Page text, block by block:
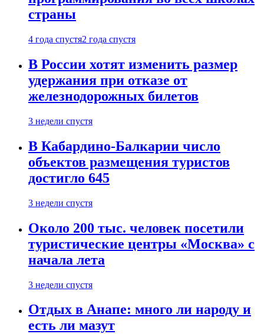
страны
4 года спустя2 года спустя
В России хотят изменить размер
удержания при отказе от
железнодорожных билетов
3 недели спустя
В Кабардино-Балкарии число
объектов размещения туристов
достигло 645
3 недели спустя
Около 200 тыс. человек посетили
туристические центры «Москва» с
начала лета
3 недели спустя
Отдых в Анапе: много ли народу и
есть ли мазут